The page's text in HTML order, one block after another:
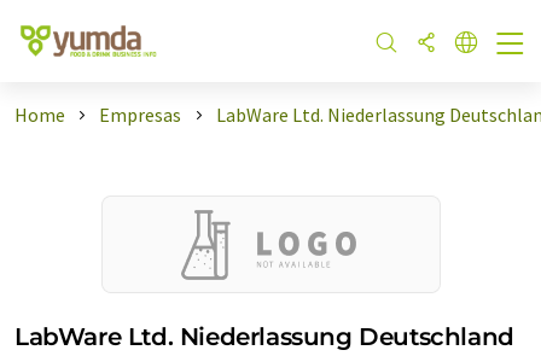
Home Empresas LabWare Ltd. Niederlassung
LabWare Ltd. Niederlassung Deutschland